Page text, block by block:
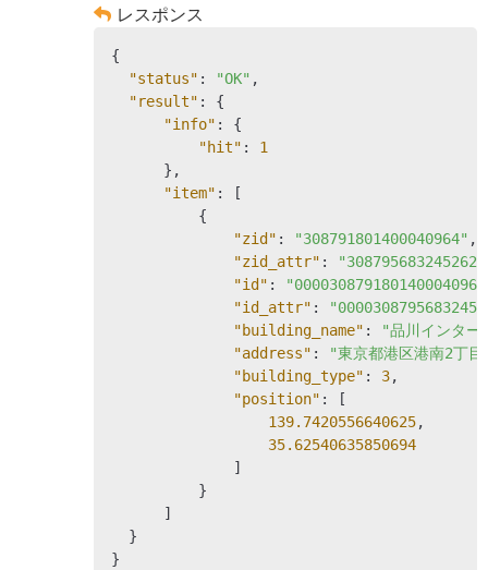
レスポンス
{
"status" : "OK" ,
"result" : {
"info" : {
"hit" : 1
      },
"item" : [
          {
"zid" : "308791801400040964" ,
"zid_attr" :
"id" :
"id_attr" :
"building_name" :
"品川インター
"address" :
"東京都港区港南2丁
"building_type" : 3,
"position" : [
139.7420556640625,
35.62540635850694
              ]
          }
      ]
  }
}